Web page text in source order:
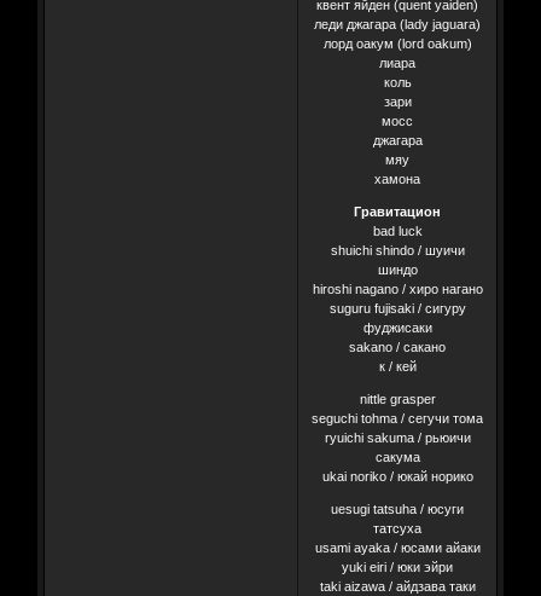
квент яйден (quent yaiden)
леди джагара (lady jaguara)
лорд оакум (lord oakum)
лиара
коль
зари
мосс
джагара
мяу
хамона
Гравитацион
bad luck
shuichi shindo / шуичи
шиндо
hiroshi nagano / хиро нагано
suguru fujisaki / сигуру
фуджисаки
sakano / сакано
к / кей
nittle grasper
seguchi tohma / сегучи тома
ryuichi sakuma / рьюичи
сакума
ukai noriko / юкай норико
uesugi tatsuha / юсуги
татсуха
usami ayaka / юсами айаки
yuki eiri / юки эйри
taki aizawa / айдзава таки